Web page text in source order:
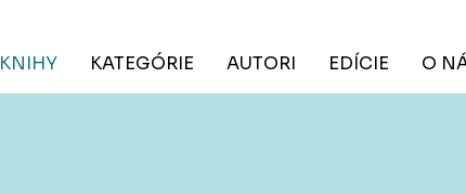
KNIHY KATEGÓRIE AUTORI EDÍCIE O